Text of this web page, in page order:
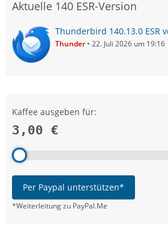
Aktuelle 140 ESR-Version
Thunderbird 140.13.0 ESR
Thunder 22. Juli 2026 um 19:16
Kaffee ausgeben für:
3,00 €
Per Paypal unterstützen*
*Weiterleitung zu PayPal.Me